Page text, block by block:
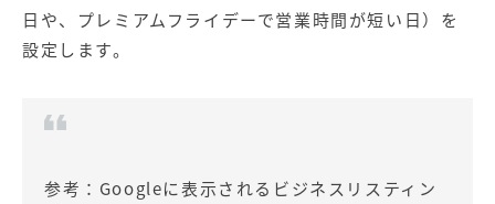
日や、プレミアムフライデーで営業時間が短い日）を
設定します。
参考： Googleに表示されるビジネスリスティン